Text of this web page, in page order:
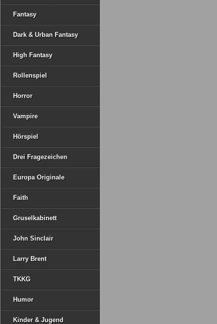
Fantasy
Dark & Urban Fantasy
High Fantasy
Rollenspiel
Horror
Vampire
Hörspiel
Drei Fragezeichen
Europa Originale
Faith
Gruselkabinett
John Sinclair
Larry Brent
TKKG
Humor
Kinder & Jugend